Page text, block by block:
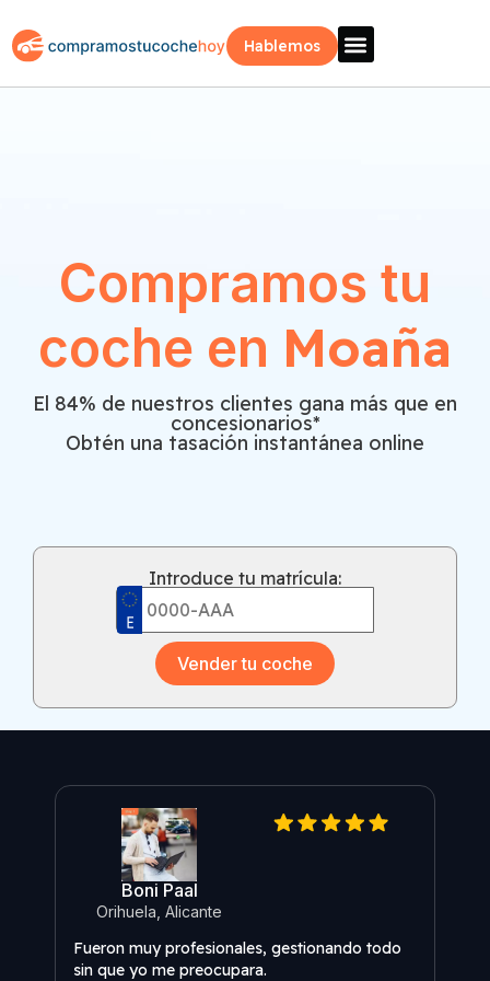
Hablemos
Compramos tu
coche en Moaña
El 84% de nuestros clientes gana más que en
concesionarios*
Obtén una tasación instantánea online
Introduce tu matrícula:
Vender tu coche
Boni Paal
Orihuela, Alicante
Fueron muy profesionales, gestionando todo
sin que yo me preocupara.